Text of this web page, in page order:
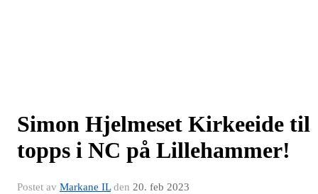
Simon Hjelmeset Kirkeeide til
topps i NC på Lillehammer!
Postet av Markane ILden 20. feb 2023